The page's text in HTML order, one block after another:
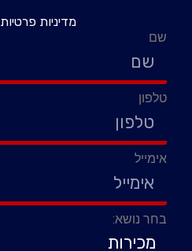
מדיניות פרטיות
שם
טלפון
אימייל
בחר נושא: